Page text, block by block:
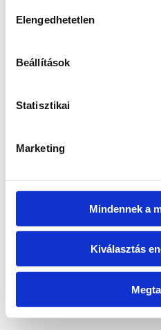
kiválasztása
Elengedhetetlen
Beállítások
Statisztikai
Marketing
Mindennek a
Kiválasztás
loadingwww.bicapp.hu
(see